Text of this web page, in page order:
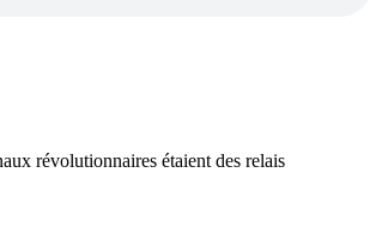
révolutionnaires étaient des relais